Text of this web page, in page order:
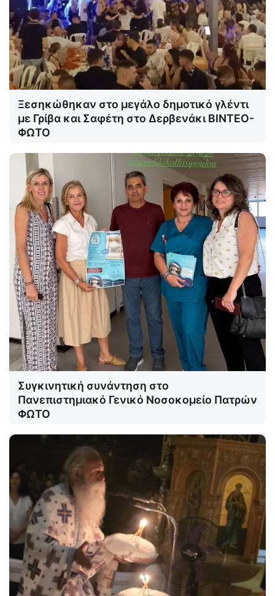
Ξεσηκώθηκαν στο μεγάλο δημοτικό γλέντι
με Γρίβα και Σαφέτη στο Δερβενάκι ΒΙΝΤΕΟ-
ΦΩΤΟ
Συγκινητική συνάντηση στο
Πανεπιστημιακό Γενικό Νοσοκομείο Πατρών
ΦΩΤΟ